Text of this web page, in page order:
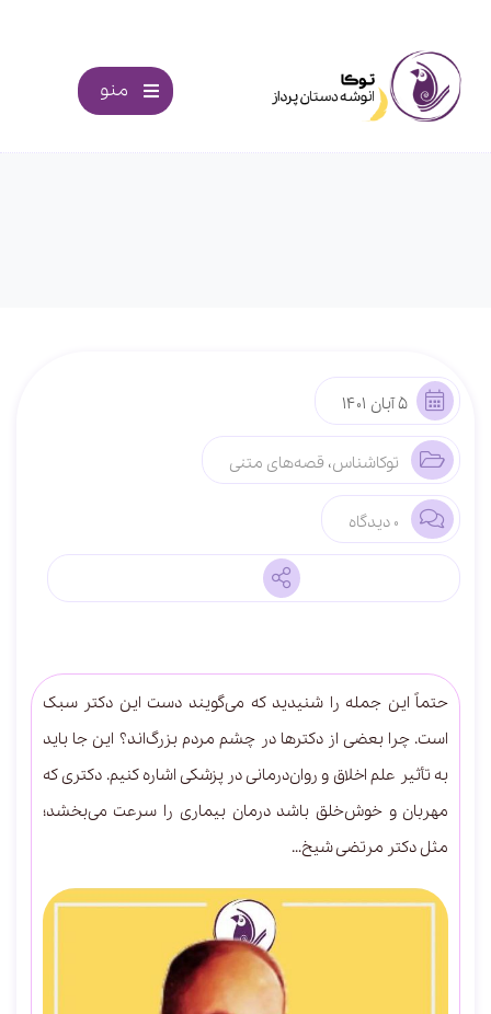
منو
5 آبان 1401
توکاشناس، قصه‌های متنی
0 دیدگاه
حتماً این جمله را شنیدید که می‌گویند دست این دکتر سبک
است. چرا بعضی از دکترها در چشم مردم بزرگ‌اند؟ این جا باید
به تأثیر علم اخلاق و روان‌درمانی در پزشکی اشاره کنیم. دکتری که
مهربان و خوش‌خلق باشد درمان بیماری را سرعت می‌بخشد؛
مثل دکتر مرتضی شیخ…